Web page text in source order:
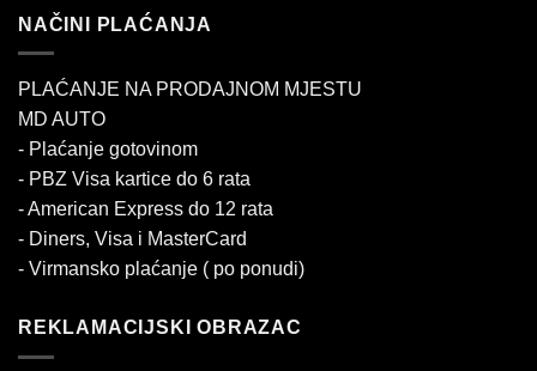
NAČINI PLAĆANJA
PLAĆANJE NA PRODAJNOM MJESTU
MD AUTO
- Plaćanje gotovinom
- PBZ Visa kartice do 6 rata
- American Express do 12 rata
- Diners, Visa i MasterCard
- Virmansko plaćanje ( po ponudi)
REKLAMACIJSKI OBRAZAC